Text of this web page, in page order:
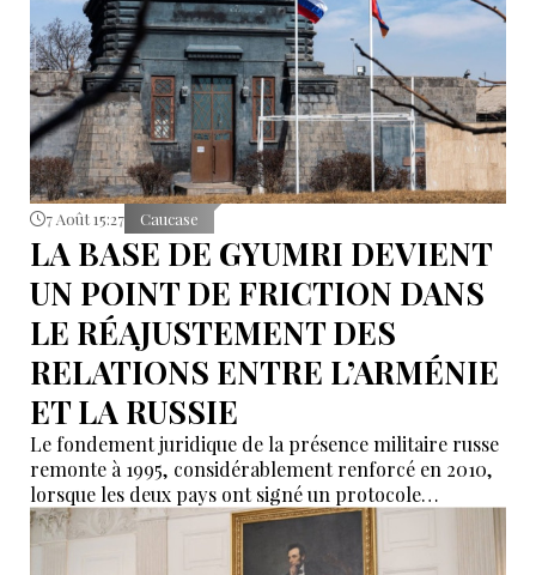
7 Août 15:27 Caucase
LA BASE DE GYUMRI DEVIENT
UN POINT DE FRICTION DANS
LE RÉAJUSTEMENT DES
RELATIONS ENTRE L’ARMÉNIE
ET LA RUSSIE
Le fondement juridique de la présence militaire russe
remonte à 1995, considérablement renforcé en 2010,
lorsque les deux pays ont signé un protocole
additionnel prolongeant sa validité jusqu’en 2044.